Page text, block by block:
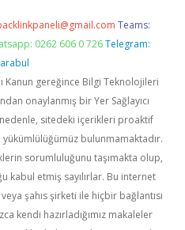
Teams:
0262 606 0 726 Telegram:
Kanun gereğince Bilgi Teknolojileri
onaylanmış bir Yer Sağlayıcı
sitedeki içerikleri proaktif
bulunmamaktadır.
sorumluluğunu taşımakta olup,
kabul etmiş sayılırlar. Bu internet
şahıs şirketi ile hiçbir bağlantısı
kendi hazırladığımız makaleler